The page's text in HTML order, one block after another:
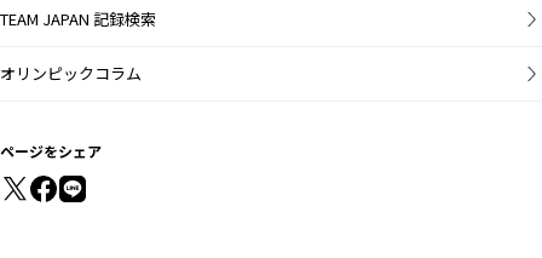
TEAM JAPAN 記録検索
オリンピックコラム
ページをシェア